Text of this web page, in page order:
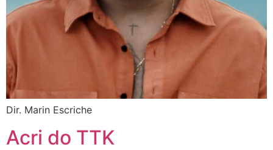
Dir. Marin Escriche
Acri do TTK